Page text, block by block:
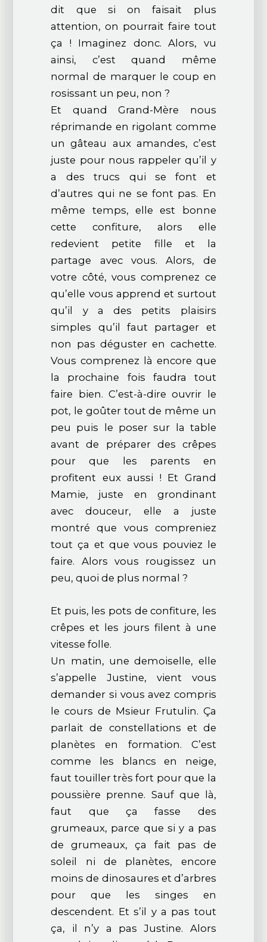
dit que si on faisait plus
attention, on pourrait faire tout
ça ! Imaginez donc. Alors, vu
ainsi, c’est quand même
normal de marquer le coup en
rosissant un peu, non ?
Et quand Grand-Mère nous
réprimande en rigolant comme
un gâteau aux amandes, c’est
juste pour nous rappeler qu’il y
a des trucs qui se font et
d’autres qui ne se font pas. En
même temps, elle est bonne
cette confiture, alors elle
redevient petite fille et la
partage avec vous. Alors, de
votre côté, vous comprenez ce
qu’elle vous apprend et surtout
qu’il y a des petits plaisirs
simples qu’il faut partager et
non pas déguster en cachette.
Vous comprenez là encore que
la prochaine fois faudra tout
faire bien. C’est-à-dire ouvrir le
pot, le goûter tout de même un
peu puis le poser sur la table
avant de préparer des crêpes
pour que les parents en
profitent eux aussi ! Et Grand
Mamie, juste en grondinant
avec douceur, elle a juste
montré que vous compreniez
tout ça et que vous pouviez le
faire. Alors vous rougissez un
peu, quoi de plus normal ?
Et puis, les pots de confiture, les
crêpes et les jours filent à une
vitesse folle.
Un matin, une demoiselle, elle
s’appelle Justine, vient vous
demander si vous avez compris
le cours de Msieur Frutulin. Ça
parlait de constellations et de
planètes en formation. C’est
comme les blancs en neige,
faut touiller très fort pour que la
poussière prenne. Sauf que là,
faut que ça fasse des
grumeaux, parce que si y a pas
de grumeaux, ça fait pas de
soleil ni de planètes, encore
moins de dinosaures et d’arbres
pour que les singes en
descendent. Et s’il y a pas tout
ça, il n’y a pas Justine. Alors